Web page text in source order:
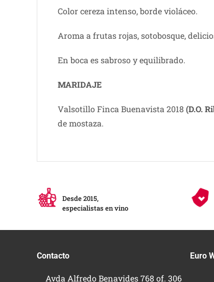
Color cereza intenso, borde violáceo.
Aroma a frutas rojas, sotobosque,
En boca es sabroso y equilibrado.
MARIDAJE
Valsotillo Finca Buenavista 2018 (D.O.
de mostaza.
Desde 2015,
especialistas en vino
Contacto
Avda Alfredo Benavides 768 of. 306
Euro